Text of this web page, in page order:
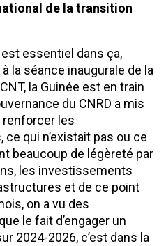
de la transition
essentiel dans ça,
la séance inaugurale de la
la Guinée est en train
du CNRD a mis
renforcer les
qui n’existait pas ou ce
beaucoup de légèreté par
les investissements
et de ce point
on a vu des
le fait d’engager un
2024-2026, c’est dans la